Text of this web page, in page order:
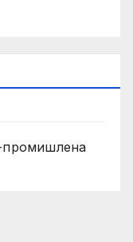
промишлена